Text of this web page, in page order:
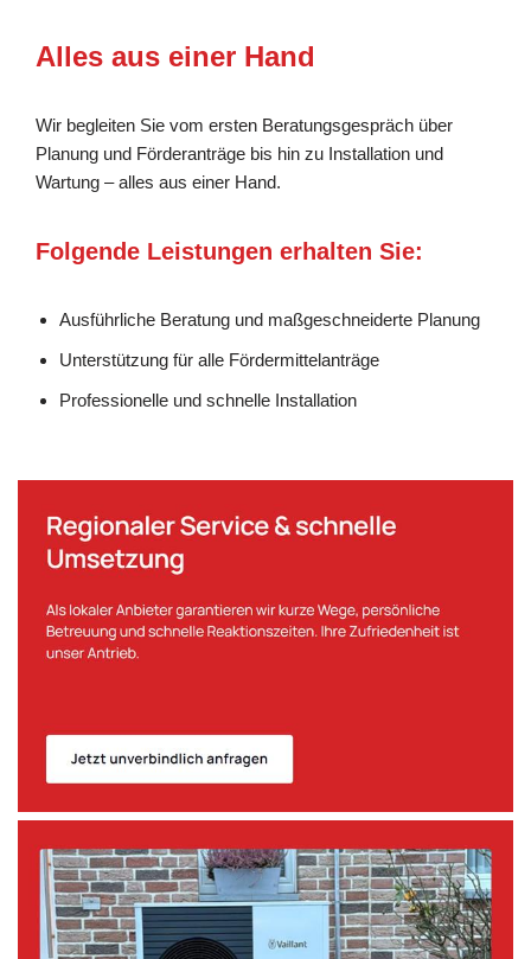
Alles aus einer Hand
Wir begleiten Sie vom ersten Beratungsgespräch über
Planung und Förderanträge bis hin zu Installation und
Wartung – alles aus einer Hand.
Folgende Leistungen erhalten Sie:
Ausführliche Beratung und maßgeschneiderte Planung
Unterstützung für alle Fördermittelanträge
Professionelle und schnelle Installation